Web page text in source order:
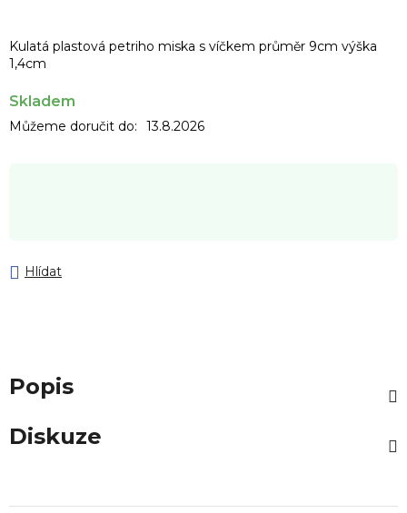
Kulatá plastová petriho miska s víčkem průměr 9cm výška
1,4cm
Skladem
Můžeme doručit do: 13.8.2026
Hlídat
Popis
Diskuze